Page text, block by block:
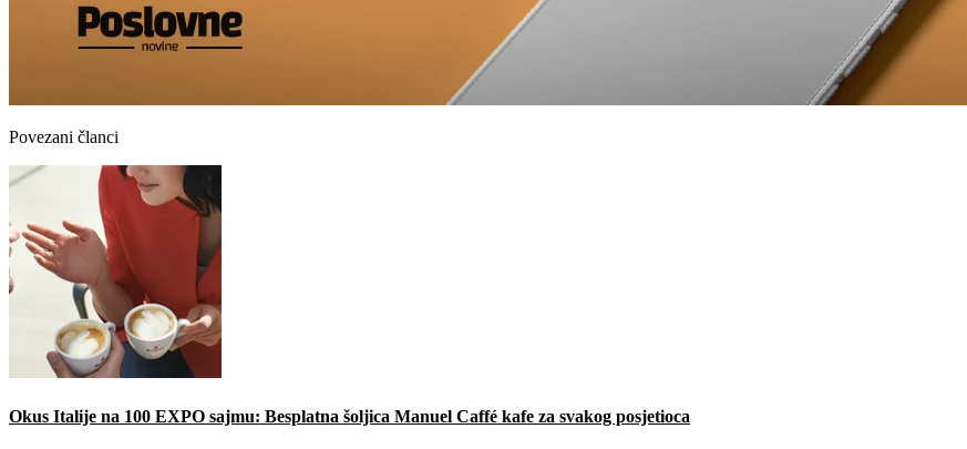
Povezani članci
Okus Italije na 100 EXPO sajmu: Besplatna šoljica Manuel Caffé kafe za svakog posjetioca